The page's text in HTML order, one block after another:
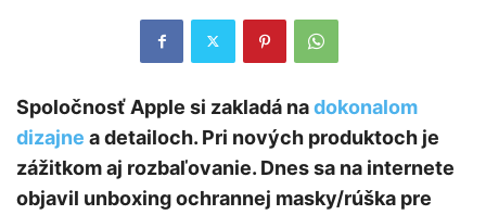
Spoločnosť Apple si zakladá nadokonalom
dizajne a detailoch. Pri nových produktoch je
zážitkom aj rozbaľovanie. Dnes sa na internete
objavil unboxing ochrannej masky/rúška pre